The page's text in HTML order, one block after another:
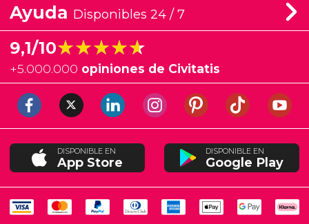
Ayuda Disponibles 24 / 7
9,1/10★★★★★
★★★★★
+5.000.000 opiniones de Civitatis
DISPONIBLE EN
App Store
DISPONIBLE EN
Google Play